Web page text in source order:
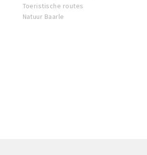
Toeristische routes
Natuur Baarle